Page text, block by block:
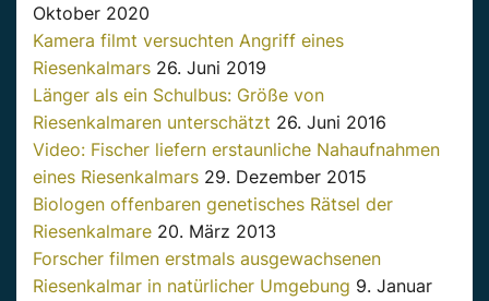
Oktober 2020
Kamera filmt versuchten Angriff eines
Riesenkalmars 26. Juni 2019
Länger als ein Schulbus: Größe von
Riesenkalmaren unterschätzt 26. Juni 2016
Video: Fischer liefern erstaunliche Nahaufnahmen
eines Riesenkalmars 29. Dezember 2015
Biologen offenbaren genetisches Rätsel der
Riesenkalmare 20. März 2013
Forscher filmen erstmals ausgewachsenen
Riesenkalmar in natürlicher Umgebung 9. Januar